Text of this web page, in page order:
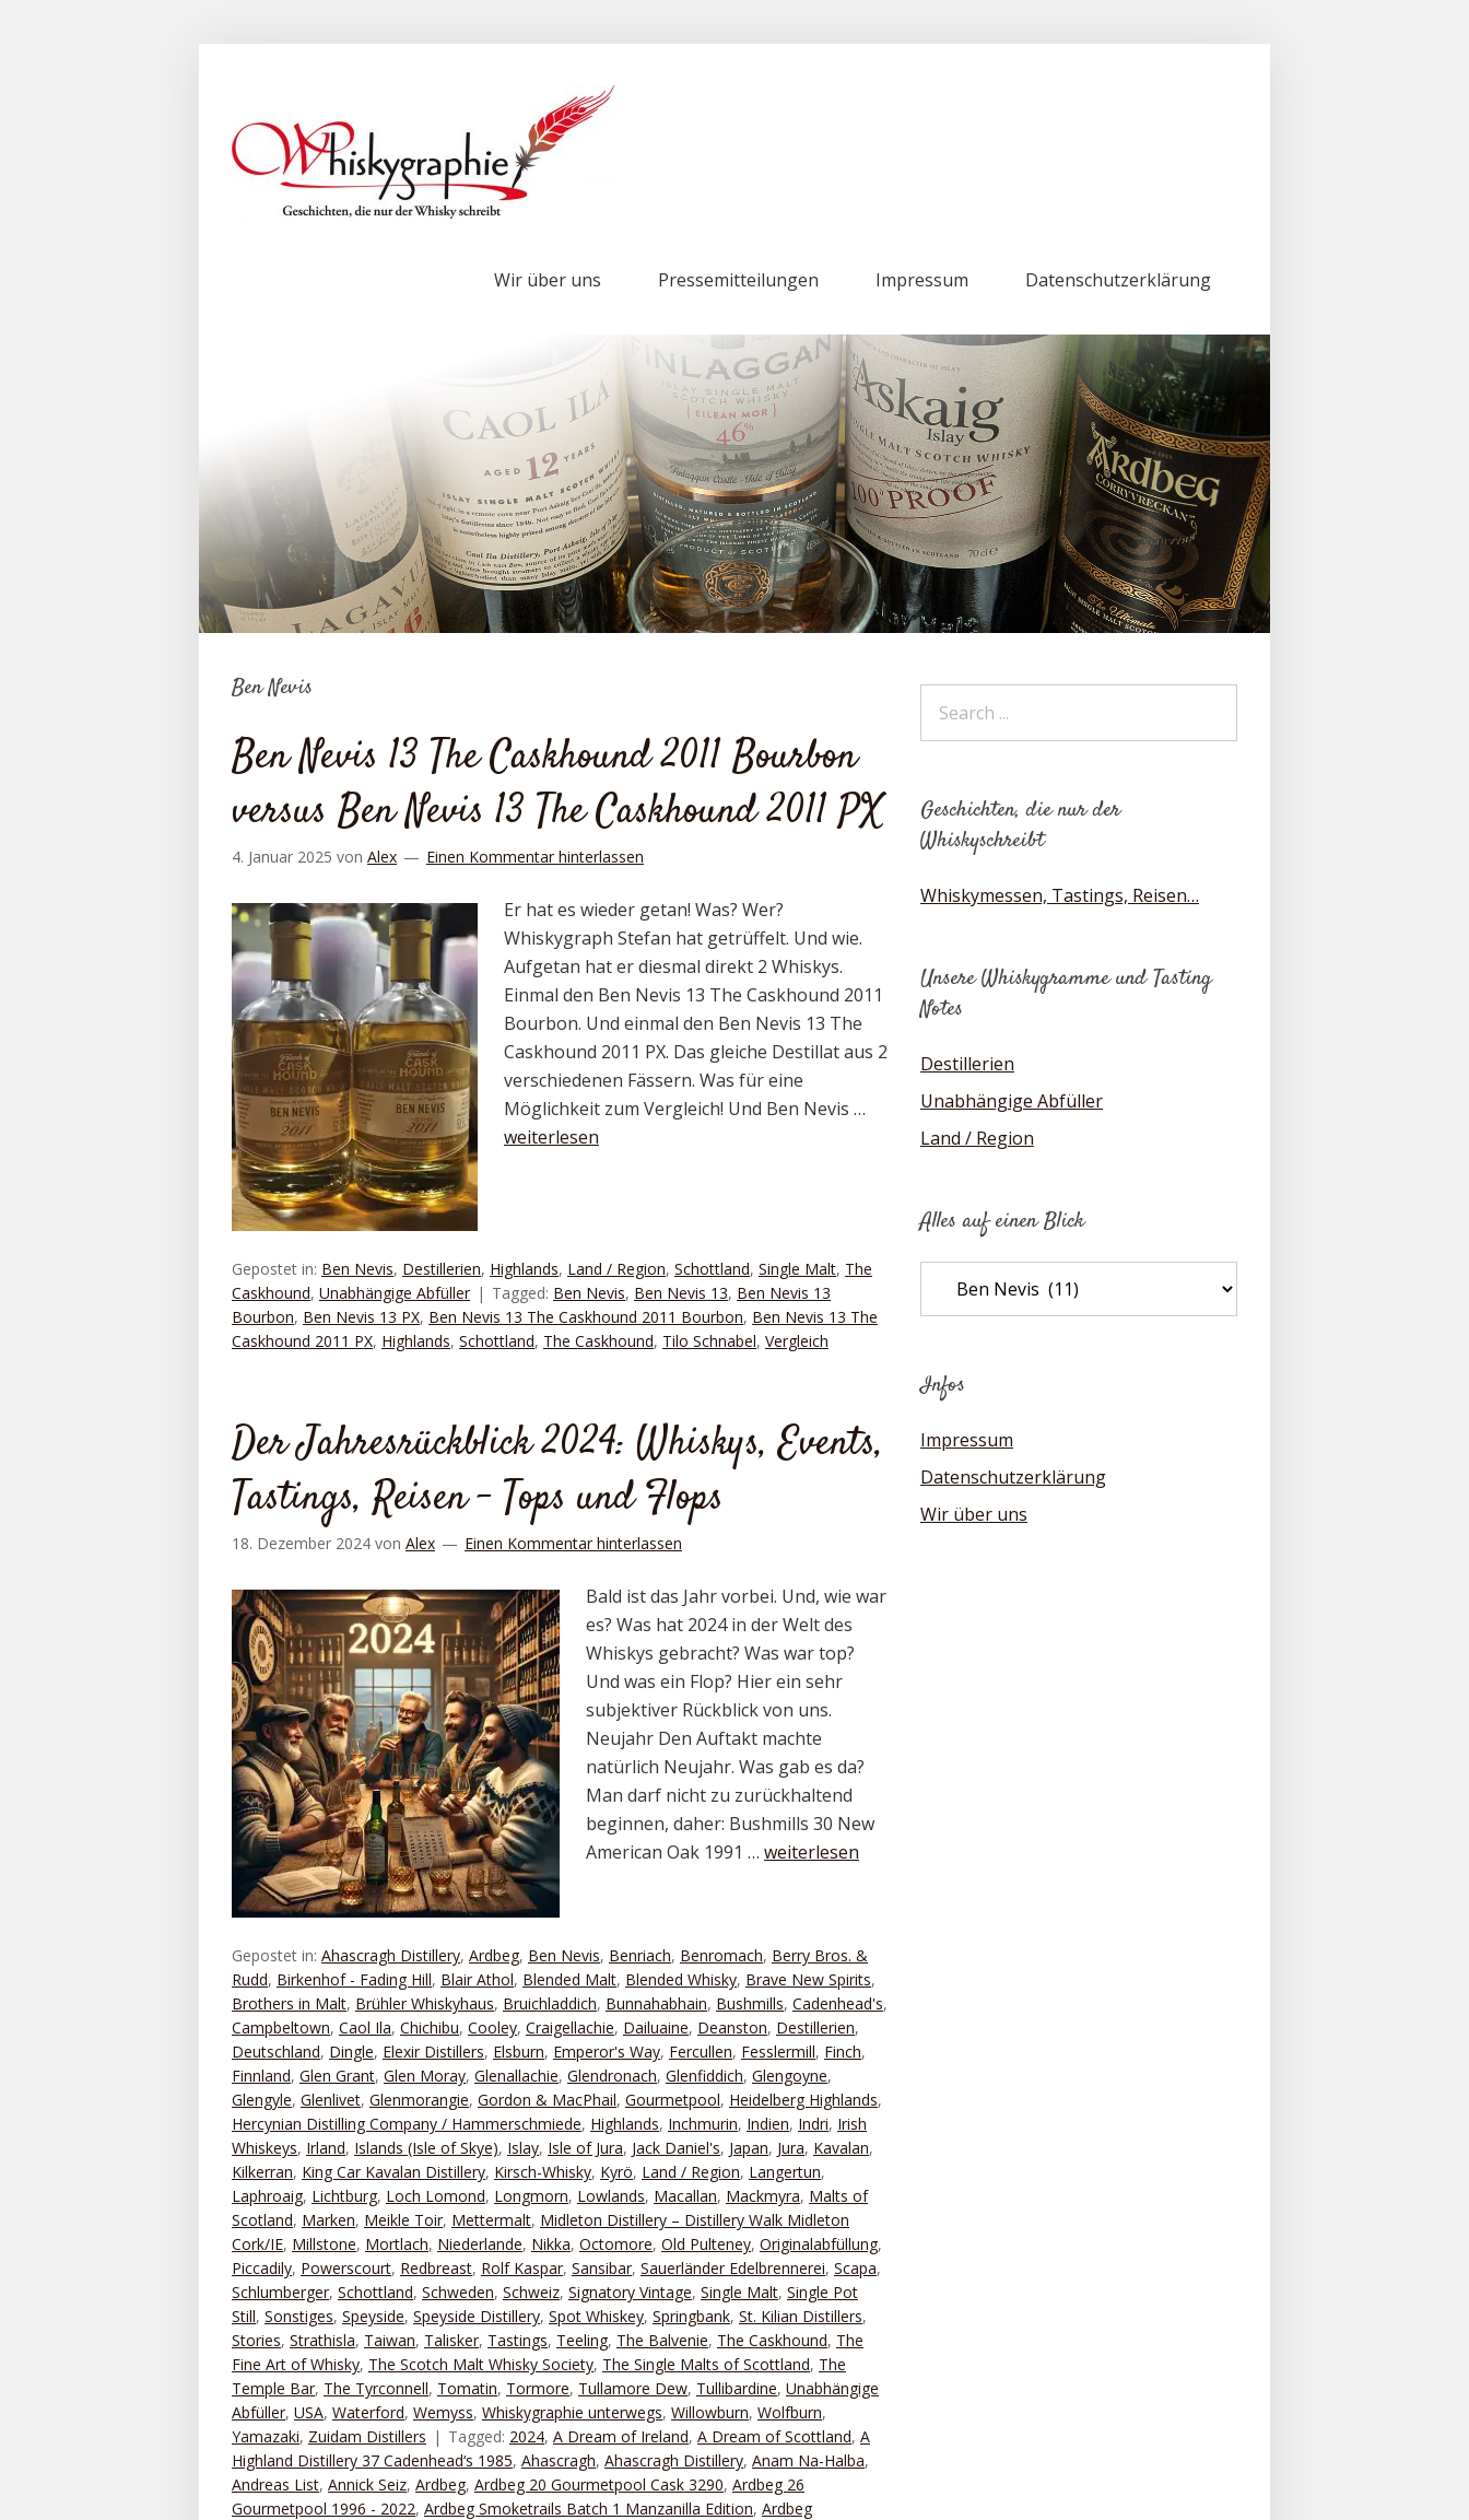
Wir über uns Pressemitteilungen Impressum Datenschutzerklärung
Ben Nevis
Ben Nevis 13 The Caskhound 2011 Bourbon
versus Ben Nevis 13 The Caskhound 2011 PX
4. Januar 2025 von Alex Einen Kommentar hinterlassen
Er hat es wieder getan! Was? Wer?
Whiskygraph Stefan hat getrüffelt. Und wie.
Aufgetan hat er diesmal direkt 2 Whiskys.
Einmal den Ben Nevis 13 The Caskhound 2011
Bourbon. Und einmal den Ben Nevis 13 The
Caskhound 2011 PX. Das gleiche Destillat aus 2
verschiedenen Fässern. Was für eine
Möglichkeit zum Vergleich! Und Ben Nevis …
weiterlesen
Gepostet in: Ben Nevis, Destillerien, Highlands, Land / Region, Schottland, Single Malt, The
Caskhound, Unabhängige Abfüller Tagged: Ben Nevis, Ben Nevis 13, Ben Nevis 13
Bourbon, Ben Nevis 13 PX, Ben Nevis 13 The Caskhound 2011 Bourbon, Ben Nevis 13 The
Caskhound 2011 PX, Highlands, Schottland, The Caskhound, Tilo Schnabel, Vergleich
Der Jahresrückblick 2024: Whiskys, Events,
Tastings, Reisen – Tops und Flops
18. Dezember 2024 von Alex Einen Kommentar hinterlassen
Bald ist das Jahr vorbei. Und, wie war
es? Was hat 2024 in der Welt des
Whiskys gebracht? Was war top?
Und was ein Flop? Hier ein sehr
subjektiver Rückblick von uns.
Neujahr Den Auftakt machte
natürlich Neujahr. Was gab es da?
Man darf nicht zu zurückhaltend
beginnen, daher: Bushmills 30 New
American Oak 1991 … weiterlesen
Gepostet in: Ahascragh Distillery, Ardbeg, Ben Nevis, Benriach, Benromach, Berry Bros. &
Rudd, Birkenhof - Fading Hill, Blair Athol, Blended Malt, Blended Whisky, Brave New Spirits,
Brothers in Malt, Brühler Whiskyhaus, Bruichladdich, Bunnahabhain, Bushmills, Cadenhead's,
Campbeltown, Caol Ila, Chichibu, Cooley, Craigellachie, Dailuaine, Deanston, Destillerien,
Deutschland, Dingle, Elexir Distillers, Elsburn, Emperor's Way, Fercullen, Fesslermill, Finch,
Finnland, Glen Grant, Glen Moray, Glenallachie, Glendronach, Glenfiddich, Glengoyne,
Glengyle, Glenlivet, Glenmorangie, Gordon & MacPhail, Gourmetpool, Heidelberg Highlands,
Hercynian Distilling Company / Hammerschmiede, Highlands, Inchmurin, Indien, Indri, Irish
Whiskeys, Irland, Islands (Isle of Skye), Islay, Isle of Jura, Jack Daniel's, Japan, Jura, Kavalan,
Kilkerran, King Car Kavalan Distillery, Kirsch-Whisky, Kyrö, Land / Region, Langertun,
Laphroaig, Lichtburg, Loch Lomond, Longmorn, Lowlands, Macallan, Mackmyra, Malts of
Scotland, Marken, Meikle Toir, Mettermalt, Midleton Distillery – Distillery Walk Midleton
Cork/IE, Millstone, Mortlach, Niederlande, Nikka, Octomore, Old Pulteney, Originalabfüllung,
Piccadily, Powerscourt, Redbreast, Rolf Kaspar, Sansibar, Sauerländer Edelbrennerei, Scapa,
Schlumberger, Schottland, Schweden, Schweiz, Signatory Vintage, Single Malt, Single Pot
Still, Sonstiges, Speyside, Speyside Distillery, Spot Whiskey, Springbank, St. Kilian Distillers,
Stories, Strathisla, Taiwan, Talisker, Tastings, Teeling, The Balvenie, The Caskhound, The
Fine Art of Whisky, The Scotch Malt Whisky Society, The Single Malts of Scottland, The
Temple Bar, The Tyrconnell, Tomatin, Tormore, Tullamore Dew, Tullibardine, Unabhängige
Abfüller, USA, Waterford, Wemyss, Whiskygraphie unterwegs, Willowburn, Wolfburn,
Yamazaki, Zuidam Distillers Tagged: 2024, A Dream of Ireland, A Dream of Scottland, A
Highland Distillery 37 Cadenhead‘s 1985, Ahascragh, Ahascragh Distillery, Anam Na-Halba,
Andreas List, Annick Seiz, Ardbeg, Ardbeg 20 Gourmetpool Cask 3290, Ardbeg 26
Gourmetpool 1996 - 2022, Ardbeg Smoketrails Batch 1 Manzanilla Edition, Ardbeg
Geschichten, die nur der
Whiskyschreibt
Whiskymessen, Tastings, Reisen…
Unsere Whiskygramme und Tasting
Notes
Destillerien
Unabhängige Abfüller
Land / Region
Alles auf einen Blick
Infos
Impressum
Datenschutzerklärung
Wir über uns